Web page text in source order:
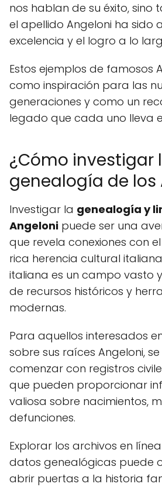
nos hablan de su éxito, sino
el apellido Angeloni ha sido
excelencia y el logro a lo
Estos ejemplos de famosos
como inspiración para las
generaciones y como un
legado que cada uno lleva
¿Cómo investigar
genealogía de los
Investigar la genealogía y
Angeloni puede ser una
que revela conexiones con
rica herencia cultural
italiana es un campo vasto
de recursos históricos y
modernas.
Para aquellos interesados
sobre sus raíces Angeloni,
comenzar con registros
que pueden proporcionar
valiosa sobre nacimientos,
defunciones.
Explorar los archivos en
datos genealógicas puede
abrir puertas a la historia